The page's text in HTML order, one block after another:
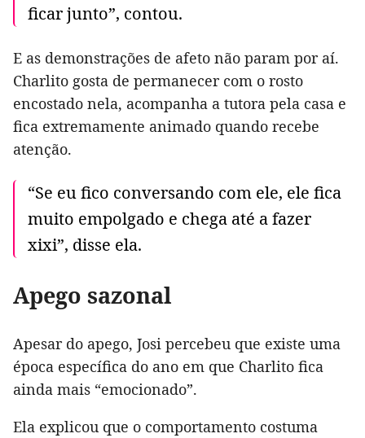
ficar junto”, contou.
E as demonstrações de afeto não param por aí.
Charlito gosta de permanecer com o rosto
encostado nela, acompanha a tutora pela casa e
fica extremamente animado quando recebe
atenção.
“Se eu fico conversando com ele, ele fica
muito empolgado e chega até a fazer
xixi”, disse ela.
Apego sazonal
Apesar do apego, Josi percebeu que existe uma
época específica do ano em que Charlito fica
ainda mais “emocionado”.
Ela explicou que o comportamento costuma